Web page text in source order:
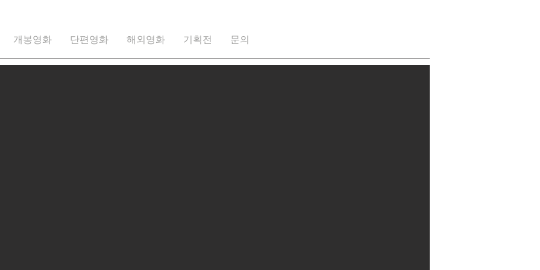
개봉영화 단편영화 해외영화 기획전 문의